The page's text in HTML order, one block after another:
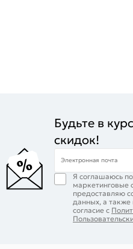
Будьте в
скидок!
Электронная почта
Я соглашаюсь
маркетинговые
предоставляю
данных, а
согласие с